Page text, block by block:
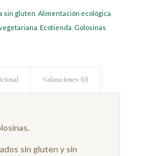
sin gluten Alimentación ecológica
Ecotienda Golosinas
Valoraciones (0)
sin gluten y sin